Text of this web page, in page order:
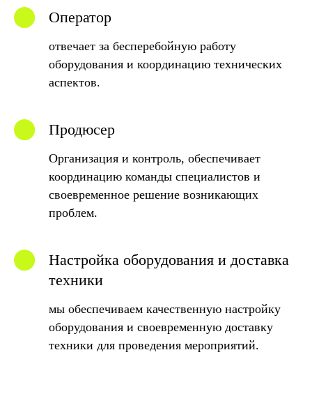
Оператор
отвечает за бесперебойную работу
оборудования и координацию технических
аспектов.
Продюсер
Организация и контроль, обеспечивает
координацию команды специалистов и
своевременное решение возникающих
проблем.
Настройка оборудования и доставка
техники
мы обеспечиваем качественную настройку
оборудования и своевременную доставку
техники для проведения мероприятий.